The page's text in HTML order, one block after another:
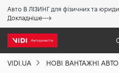
Авто В ЛІЗИНГ для фізичних та
Докладніше
VIDI.UA НОВІ ВАНТАЖНІ